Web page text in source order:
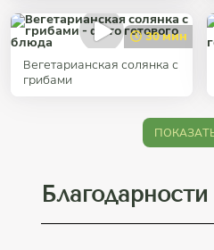
30 мин
Вегетарианская солянка с
грибами